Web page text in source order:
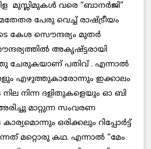
മുസ്ലിമുകള്‍ വരെ “ബാനര്‍ജി”
പേരു വെച്ച് രാഷ്ട്രീയം
കേശ സൌന്ദര്യം മുതര്‍
അകൃഷ്ട്ടരായി
ചേരുകയാണ് പതിവ് . എന്നാല്‍
എഴുത്തുകാരോന്നും ഇക്കാലം
നിന്ന ദളിതുകളെയും ഓ ബി
മാറ്റുന്ന സംവരണ
ഒരിക്കലും റിപ്പോര്‍ട്ട്‌
മറ്റൊരു കഥ. എന്നാല്‍ “മേം